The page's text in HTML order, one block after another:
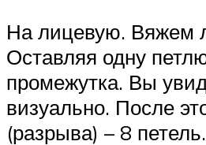
На лицевую. Вяжем
Оставляя одну
промежутка. Вы
визуально. После
(разрыва) – 8